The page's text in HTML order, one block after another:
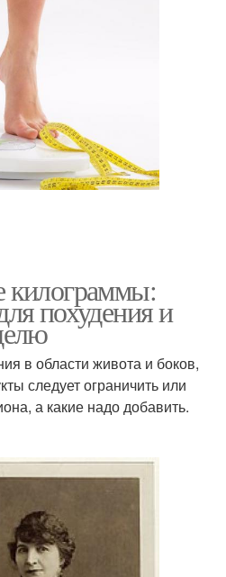
килограммы:
похудения и
в области живота и боков,
следует ограничить или
а какие надо добавить.